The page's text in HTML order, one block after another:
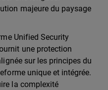
majeure du paysage
Unified Security
une protection
sur les principes du
unique et intégrée.
la complexité